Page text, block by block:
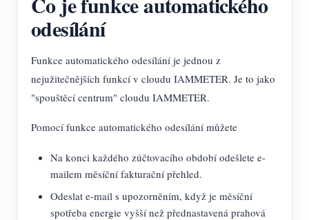
odesílání
Funkce automatického odesílání je jednou z
nejužitečnějších funkcí v cloudu IAMMETER. Je to jako
"spouštěcí centrum" cloudu IAMMETER.
Pomocí funkce automatického odesílání můžete
Na konci každého zúčtovacího období odešlete e-
mailem měsíční fakturační přehled.
Odeslat e-mail s upozorněním, když je měsíční
spotřeba energie vyšší než přednastavená prahová